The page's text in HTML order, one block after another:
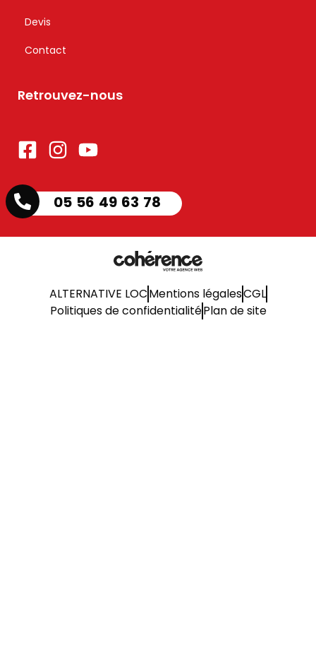
Devis
Contact
Retrouvez-nous
05 56 49 63 78
ALTERNATIVE LOCMentions légalesCGL
Politiques de confidentialitéPlan de site